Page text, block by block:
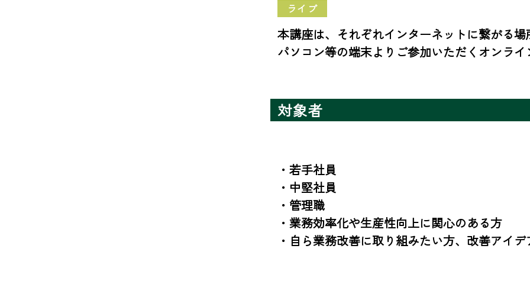
ライブ
本講座は、それぞれインターネットに繋がる
パソコン等の端末よりご参加いただくオンライ
対象者
・若手社員
・中堅社員
・管理職
・業務効率化や生産性向上に関心のある方
・自ら業務改善に取り組みたい方、改善アイ